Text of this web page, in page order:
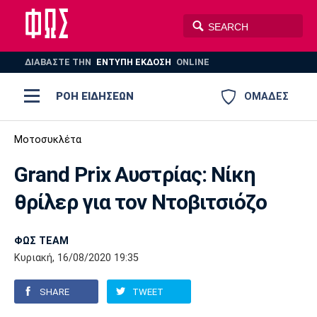
ΔΙΑΒΑΣΤΕ THN ΕΝΤΥΠΗ ΕΚΔΟΣΗ ONLINE
ΟΜΑΔΕΣ
ΡΟΗ ΕΙΔΗΣΕΩΝ
ΠΟΔΟΣΦΑΙΡΟ
ΣΠΟΡ
AUTO-MOTO
Ποδόσφαιρο
Super League 1
Super League 2
Γ Εθνική
Ελλάδα
Μπάσκετ
Ελλάδα
Εθνική
EuroLeague
Ολυμπιακοί Αγώνες
Βόλεϊ
Πόλο
Ολυμπιακός ΑΕΚ ΠΑΟΚ
Παναθηναϊκός Ατρόμητος
Μοτοσυκλέτα
Grand Prix Αυστρίας: Νίκη
θρίλερ για τον Ντοβιτσιόζο
ΦΩΣ TEAM
Κυριακή, 16/08/2020 19:35
SHARE TWEET